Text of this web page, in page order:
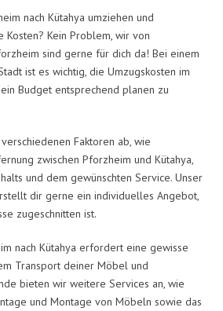
nach Kütahya umziehen und
Kein Problem, wir von
sind gerne für dich da! Bei einem
ist es wichtig, die Umzugskosten im
Budget entsprechend planen zu
Faktoren ab, wie
zwischen Pforzheim und Kütahya,
und dem gewünschten Service. Unser
dir gerne ein individuelles Angebot,
zugeschnitten ist.
nach Kütahya erfordert eine gewisse
Transport deiner Möbel und
bieten wir weitere Services an, wie
und Montage von Möbeln sowie das